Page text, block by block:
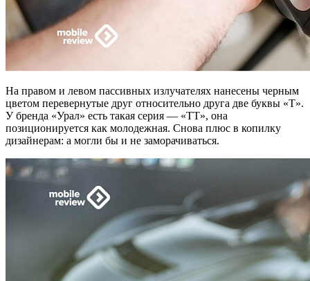
На правом и левом пассивных излучателях нанесены черным
цветом перевернутые друг относительно друга две буквы «Т».
У бренда «Урал» есть такая серия — «ТТ», она
позиционируется как молодежная. Снова плюс в копилку
дизайнерам: а могли бы и не заморачиваться.